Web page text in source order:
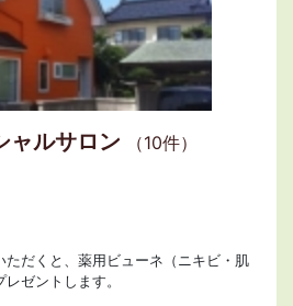
ャルサロン （10件）
ただくと、薬用ビューネ（ニキビ・肌
ゼントします。